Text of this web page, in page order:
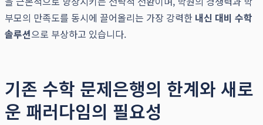
부모의 만족도를 동시에 끌어올리는 가장 강력한 내신 대비 수학
솔루션으로 부상하고 있습니다.
기존 수학 문제은행의 한계와 새로
운 패러다임의 필요성